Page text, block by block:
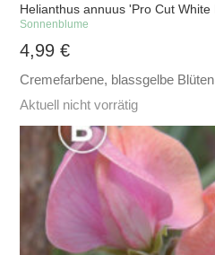
Helianthus annuus 'Pro Cut White
Sonnenblume
4,99€
Cremefarbene, blassgelbe
Aktuell nicht vorrätig